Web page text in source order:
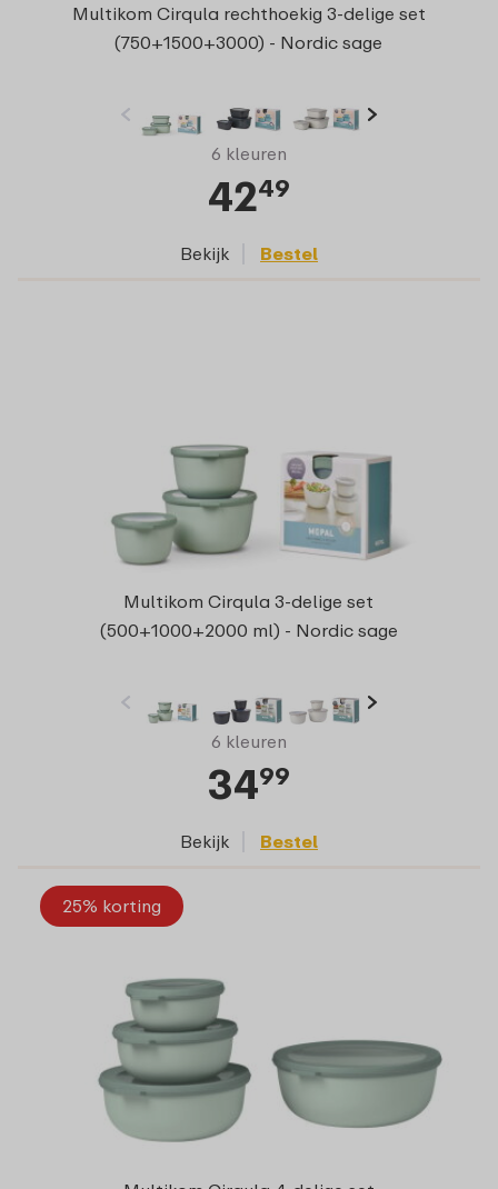
Multikom Cirqula rechthoekig 3-delige set
(750+1500+3000) - Nordic sage
6 kleuren
4249
Bekijk Bestel
Multikom Cirqula 3-delige set
(500+1000+2000 ml) - Nordic sage
6 kleuren
3499
Bekijk Bestel
25% korting